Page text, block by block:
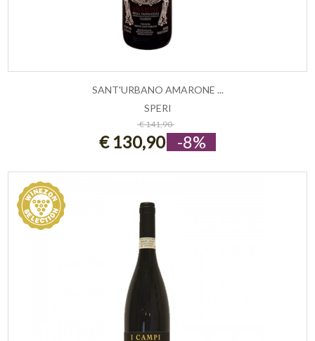
ESAURITO
SANT'URBANO AMARONE ...
SPERI
€ 141,90
€ 130,90 -8%